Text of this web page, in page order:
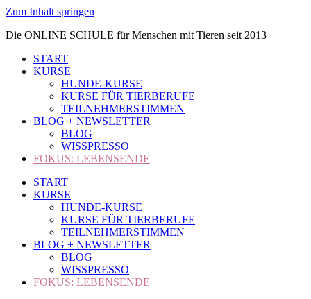
Zum Inhalt springen
Die ONLINE SCHULE für Menschen mit Tieren seit 2013
START
KURSE
HUNDE-KURSE
KURSE FÜR TIERBERUFE
TEILNEHMERSTIMMEN
BLOG + NEWSLETTER
BLOG
WISSPRESSO
FOKUS: LEBENSENDE
START
KURSE
HUNDE-KURSE
KURSE FÜR TIERBERUFE
TEILNEHMERSTIMMEN
BLOG + NEWSLETTER
BLOG
WISSPRESSO
FOKUS: LEBENSENDE